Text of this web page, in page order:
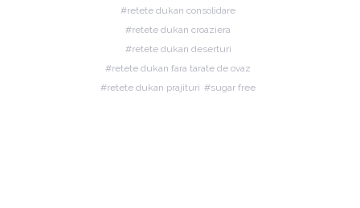
retete dukan consolidare
retete dukan croaziera
retete dukan deserturi
retete dukan fara tarate de ovaz
retete dukan prajituri
sugar free